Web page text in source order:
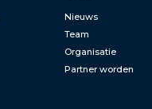
Nieuws
Team
Organisatie
Partner worden